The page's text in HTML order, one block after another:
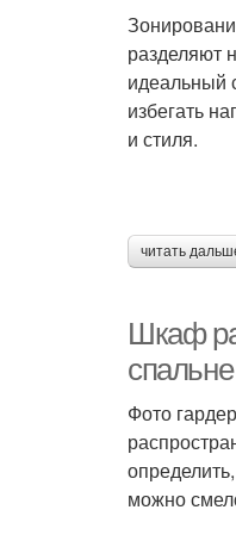
разделяют
идеальный
избегать
и стиля.
читать
Шкаф
спальне
Фото
можно